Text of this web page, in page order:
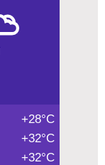
+28°C
+32°C
+32°C